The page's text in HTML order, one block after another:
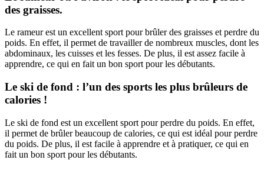
des graisses.
Le rameur est un excellent sport pour brûler des graisses et perdre du
poids. En effet, il permet de travailler de nombreux muscles, dont les
abdominaux, les cuisses et les fesses. De plus, il est assez facile à
apprendre, ce qui en fait un bon sport pour les débutants.
Le ski de fond : l’un des sports les plus brûleurs de
calories !
Le ski de fond est un excellent sport pour perdre du poids. En effet,
il permet de brûler beaucoup de calories, ce qui est idéal pour perdre
du poids. De plus, il est facile à apprendre et à pratiquer, ce qui en
fait un bon sport pour les débutants.